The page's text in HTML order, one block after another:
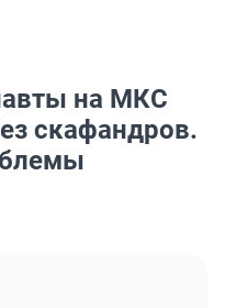
на МКС
скафандров.